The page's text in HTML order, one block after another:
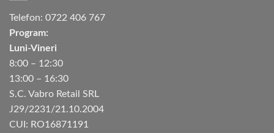
Telefon: 0722 406 767
Program:
Luni-Vineri
8:00 – 12:30
13:00 – 16:30
S.C. Vabro Retail SRL
J29/2231/21.10.2004
CUI: RO16871191